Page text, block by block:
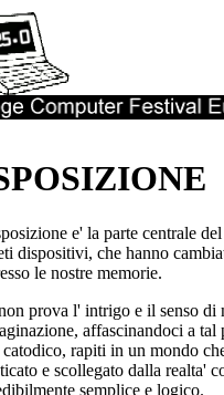
e' la parte centrale
dispositivi, che hanno
le nostre memorie.
prova l' intrigo e il senso di
affascinandoci a tal
rapiti in un mondo
e scollegato dalla realta'
semplice e logico.